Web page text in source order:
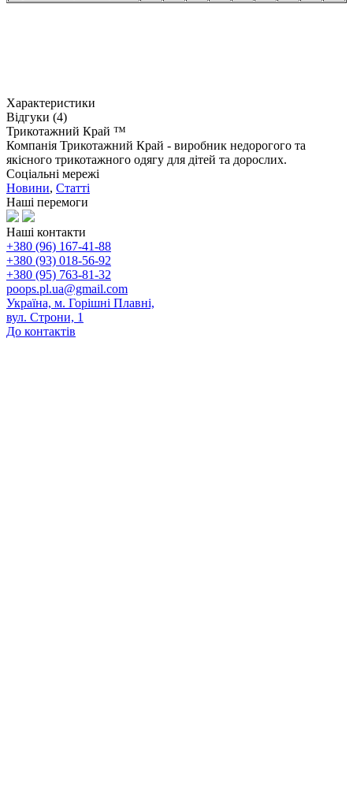
Характеристики
Відгуки (4)
Трикотажний Край ™
Компанія Трикотажний Край - виробник недорогого та
якісного трикотажного одягу для дітей та дорослих.
Соціальні мережі
Новини, Статті
Наші перемоги
Наші контакти
+380 (96) 167-41-88
+380 (93) 018-56-92
+380 (95) 763-81-32
poops.pl.ua@gmail.com
Україна, м. Горішні Плавні,
вул. Строни, 1
До контактів